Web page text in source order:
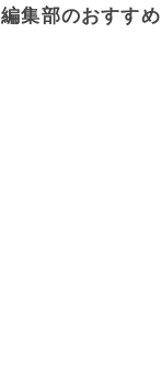
編集部のおすすめ